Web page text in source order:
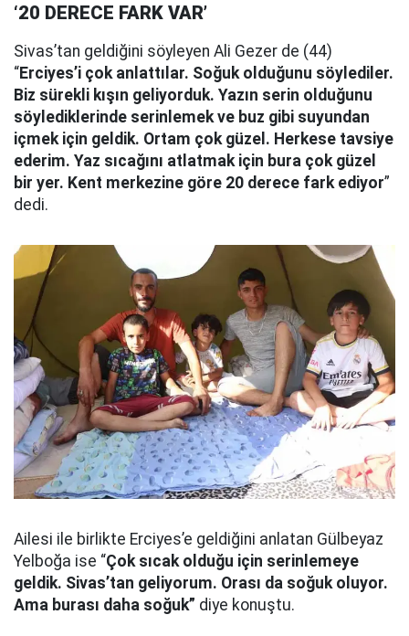
‘20 DERECE FARK VAR’
Sivas’tan geldiğini söyleyen Ali Gezer de (44)
“Erciyes’i çok anlattılar. Soğuk olduğunu söylediler.
Biz sürekli kışın geliyorduk. Yazın serin olduğunu
söylediklerinde serinlemek ve buz gibi suyundan
içmek için geldik. Ortam çok güzel. Herkese tavsiye
ederim. Yaz sıcağını atlatmak için bura çok güzel
bir yer. Kent merkezine göre 20 derece fark ediyor”
dedi.
Ailesi ile birlikte Erciyes’e geldiğini anlatan Gülbeyaz
Yelboğa ise “Çok sıcak olduğu için serinlemeye
geldik. Sivas’tan geliyorum. Orası da soğuk oluyor.
Ama burası daha soğuk” diye konuştu.